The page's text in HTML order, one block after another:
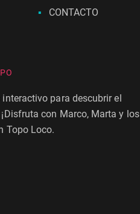
CONTACTO
para descubrir el
con Marco, Marta y los
Topo Loco.